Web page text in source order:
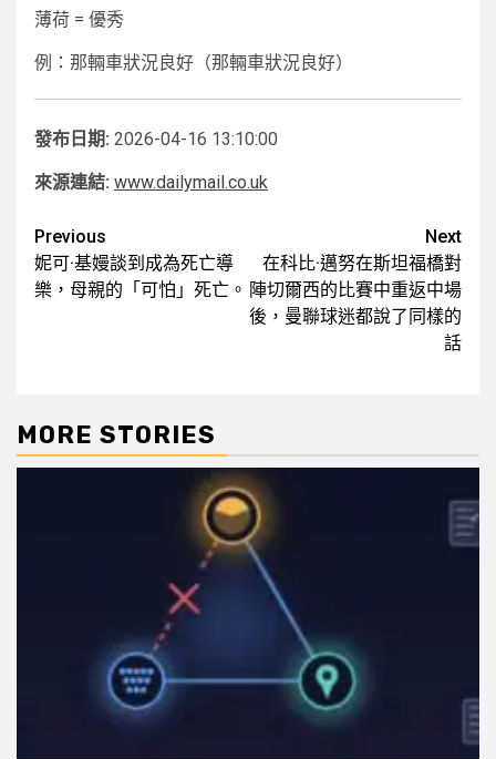
薄荷 = 優秀
例：那輛車狀況良好（那輛車狀況良好）
發布日期: 2026-04-16 13:10:00
來源連結: www.dailymail.co.uk
Post
navigation
Previous
妮可·基嫚談到成為死亡導
樂，母親的「可怕」死亡。
Next
在科比·邁努在斯坦福橋對
陣切爾西的比賽中重返中場
後，曼聯球迷都說了同樣的
話
MORE STORIES